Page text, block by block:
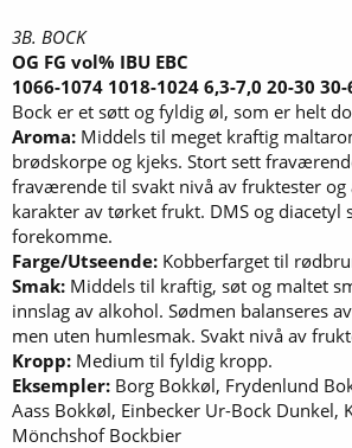
3B. BOCK
OG FG vol% IBU EBC
1066-1074 1018-1024 6,3-7,0 20-30 30-
Bock er et søtt og fyldig øl, som er helt
Aroma: Middels til meget kraftig
brødskorpe og kjeks. Stort sett
fraværende til svakt nivå av fruktester og
karakter av tørket frukt. DMS og diacetyl
forekomme.
Farge/Utseende: Kobberfarget til
Smak: Middels til kraftig, søt og maltet
innslag av alkohol. Sødmen balanseres
men uten humlesmak. Svakt nivå av
Kropp: Medium til fyldig kropp.
Eksempler: Borg Bokkøl, Frydenlund
Aass Bokkøl, Einbecker Ur-Bock Dunkel,
Mönchshof Bockbier